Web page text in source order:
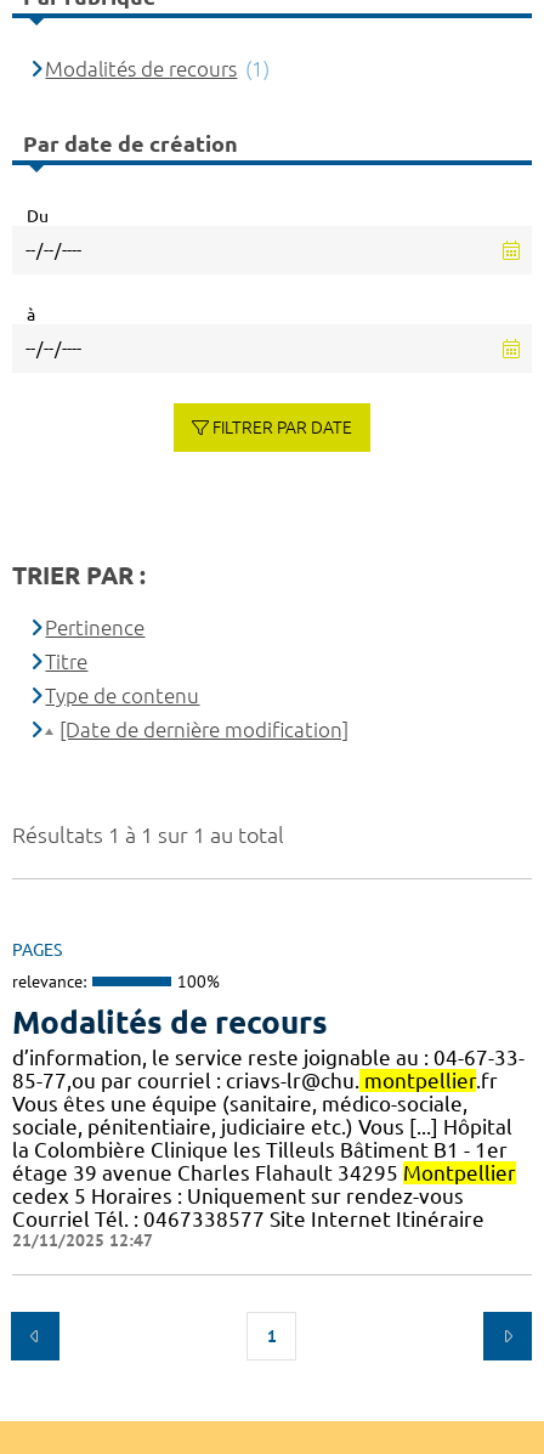
Résultats 1 à 1 sur 1 au total
PAGES
relevance: 100%
Modalités de recours
d’information, le service reste joignable au : 04-67-33-
85-77,ou par courriel : criavs-lr@chu. montpellier.fr
Vous êtes une équipe (sanitaire, médico-sociale,
sociale, pénitentiaire, judiciaire etc.) Vous [...] Hôpital
la Colombière Clinique les Tilleuls Bâtiment B1 - 1er
étage 39 avenue Charles Flahault 34295 Montpellier
cedex 5 Horaires : Uniquement sur rendez-vous
Courriel Tél. : 0467338577 Site Internet Itinéraire
21/11/2025 12:47
1
Modalités de recours (1)
Par date de création
Du
à
FILTRER PAR DATE
TRIER PAR :
Pertinence
Titre
Type de contenu
[Date de dernière modification]